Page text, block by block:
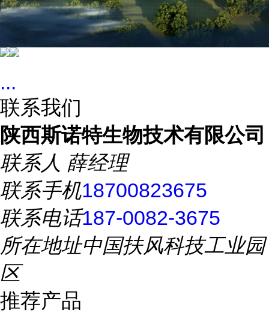
...
联系我们
陕西斯诺特生物技术有限公司
联系人 薛经理
联系手机18700823675
联系电话187-0082-3675
所在地址中国扶风科技工业园
区
推荐产品